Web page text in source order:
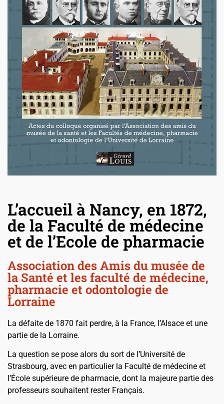
L’accueil à Nancy, en 1872,
de la Faculté de médecine
et de l’Ecole de pharmacie
Association des Amis du musée de
la Santé et les faculté de médecine,
pharmacie et odontologie de
Lorraine
La défaite de 1870 fait perdre, à la France, l’Alsace et une
partie de la Lorraine.
La question se pose alors du sort de l’Université de
Strasbourg, avec en particulier la Faculté de médecine et
l’École supérieure de pharmacie, dont la majeure partie des
professeurs souhaitent rester Français.